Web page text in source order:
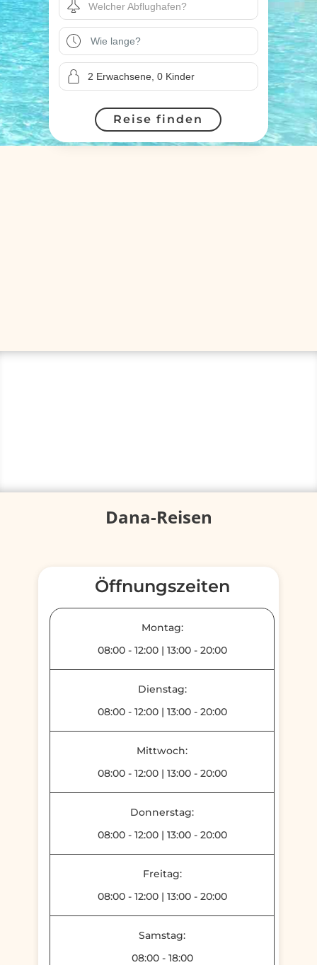
Welcher Abflughafen?
Reise finden
Dana-Reisen
Öffnungszeiten
Montag:
08:00- 12:00| 13:00- 20:00
Dienstag:
08:00- 12:00| 13:00- 20:00
Mittwoch:
08:00- 12:00| 13:00- 20:00
Donnerstag:
08:00- 12:00| 13:00- 20:00
Freitag:
08:00- 12:00| 13:00- 20:00
Samstag:
08:00- 18:00